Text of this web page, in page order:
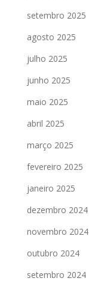
setembro 2025
agosto 2025
julho 2025
junho 2025
maio 2025
abril 2025
março 2025
fevereiro 2025
janeiro 2025
dezembro 2024
novembro 2024
outubro 2024
setembro 2024